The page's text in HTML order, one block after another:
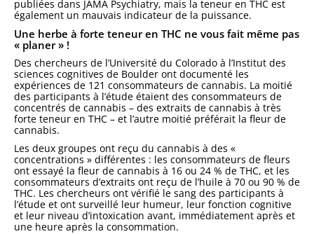
publiées dans JAMA Psychiatry, mais la teneur en THC est
également un mauvais indicateur de la puissance.
Une herbe à forte teneur en THC ne vous fait même pas
« planer » !
Des chercheurs de l’Université du Colorado à l’Institut des
sciences cognitives de Boulder ont documenté les
expériences de 121 consommateurs de cannabis. La moitié
des participants à l’étude étaient des consommateurs de
concentrés de cannabis – des extraits de cannabis à très
forte teneur en THC – et l’autre moitié préférait la fleur de
cannabis.
Les deux groupes ont reçu du cannabis à des «
concentrations » différentes : les consommateurs de fleurs
ont essayé la fleur de cannabis à 16 ou 24 % de THC, et les
consommateurs d’extraits ont reçu de l’huile à 70 ou 90 % de
THC. Les chercheurs ont vérifié le sang des participants à
l’étude et ont surveillé leur humeur, leur fonction cognitive
et leur niveau d’intoxication avant, immédiatement après et
une heure après la consommation.